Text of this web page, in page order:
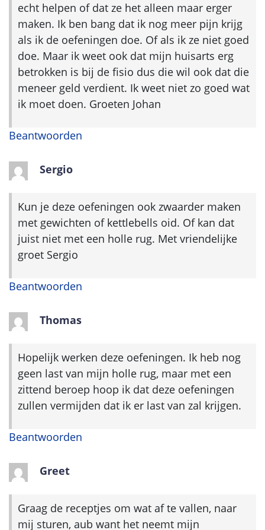
echt helpen of dat ze het alleen maar erger
maken. Ik ben bang dat ik nog meer pijn krijg
als ik de oefeningen doe. Of als ik ze niet goed
doe. Maar ik weet ook dat mijn huisarts erg
betrokken is bij de fisio dus die wil ook dat die
meneer geld verdient. Ik weet niet zo goed wat
ik moet doen. Groeten Johan
Beantwoorden
Sergio
Kun je deze oefeningen ook zwaarder maken
met gewichten of kettlebells oid. Of kan dat
juist niet met een holle rug. Met vriendelijke
groet Sergio
Beantwoorden
Thomas
Hopelijk werken deze oefeningen. Ik heb nog
geen last van mijn holle rug, maar met een
zittend beroep hoop ik dat deze oefeningen
zullen vermijden dat ik er last van zal krijgen.
Beantwoorden
Greet
Graag de receptjes om wat af te vallen, naar
mij sturen, aub want het neemt mijn